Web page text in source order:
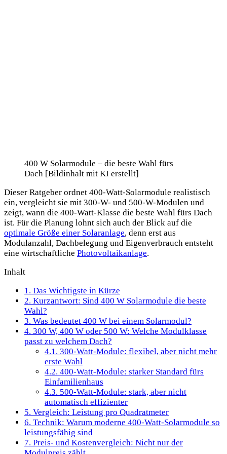
400 W Solarmodule – die beste Wahl fürs
Dach [Bildinhalt mit KI erstellt]
Dieser Ratgeber ordnet 400-Watt-Solarmodule realistisch
ein, vergleicht sie mit 300-W- und 500-W-Modulen und
zeigt, wann die 400-Watt-Klasse die beste Wahl fürs Dach
ist. Für die Planung lohnt sich auch der Blick auf die
optimale Größe einer Solaranlage, denn erst aus
Modulanzahl, Dachbelegung und Eigenverbrauch entsteht
eine wirtschaftliche Photovoltaikanlage.
Inhalt
1. Das Wichtigste in Kürze
2. Kurzantwort: Sind 400 W Solarmodule die beste
Wahl?
3. Was bedeutet 400 W bei einem Solarmodul?
4. 300 W, 400 W oder 500 W: Welche Modulklasse
passt zu welchem Dach?
4.1. 300-Watt-Module: flexibel, aber nicht mehr
erste Wahl
4.2. 400-Watt-Module: starker Standard fürs
Einfamilienhaus
4.3. 500-Watt-Module: stark, aber nicht
automatisch effizienter
5. Vergleich: Leistung pro Quadratmeter
6. Technik: Warum moderne 400-Watt-Solarmodule so
leistungsfähig sind
7. Preis- und Kostenvergleich: Nicht nur der